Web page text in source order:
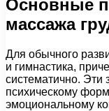
Основные
массажа
Для обычного
и гимнастика,
систематично. Эти
психическому
эмоциональному